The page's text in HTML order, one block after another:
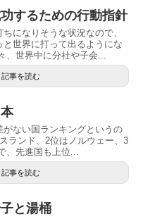
するための行動指針
になりそうな状況なので、
世界に打って出るようにな
、世界中に分社や子会...
記事を読む
がない国ランキングというの
ランド、2位はノルウェー、3
先進国も上位...
記事を読む
と湯桶